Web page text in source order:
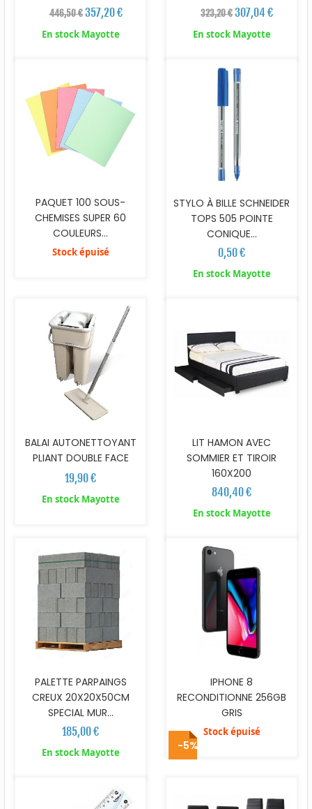
446,50 € 357,20 €
En stock Mayotte
323,20 €307,04 €
En stock Mayotte
PAQUET 100 SOUS-
CHEMISES SUPER 60
COULEURS...
Stock épuisé
STYLO À BILLE SCHNEIDER
TOPS 505 POINTE
CONIQUE...
0,50 €
En stock Mayotte
BALAI AUTONETTOYANT
PLIANT DOUBLE FACE
19,90 €
En stock Mayotte
LIT HAMON AVEC
SOMMIER ET TIROIR
160X200
840,40 €
En stock Mayotte
PALETTE PARPAINGS
CREUX 20X20X50CM
SPECIAL MUR...
185,00 €
En stock Mayotte
IPHONE 8
RECONDITIONNE 256GB
GRIS
Stock épuisé
-5%